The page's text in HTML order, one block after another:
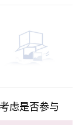
虑是否参与